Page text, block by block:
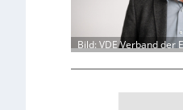
Bild: VDE Verband der